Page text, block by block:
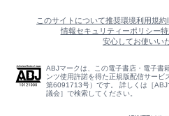
このサイトについて推奨環境利用規約
情報セキュリティーポリシー
安心してお使いい
ABJマークは、この電子書店・電子書
ンツ使用許諾を得た正規版配信サービ
第6091713号）です。 詳しくは［
議会］で検索してください。